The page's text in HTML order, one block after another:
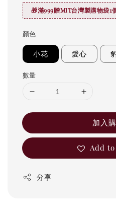
🎁滿999贈MIT台灣製購物袋1
顏色
小花 愛心
數量
加入
Add
分享